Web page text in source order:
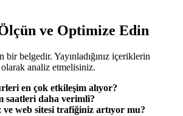
ve Optimize Edin
belgedir. Yayınladığınız içeriklerin
analiz etmelisiniz.
en çok etkileşim alıyor?
saatleri daha verimli?
ve web sitesi trafiğiniz artıyor mu?